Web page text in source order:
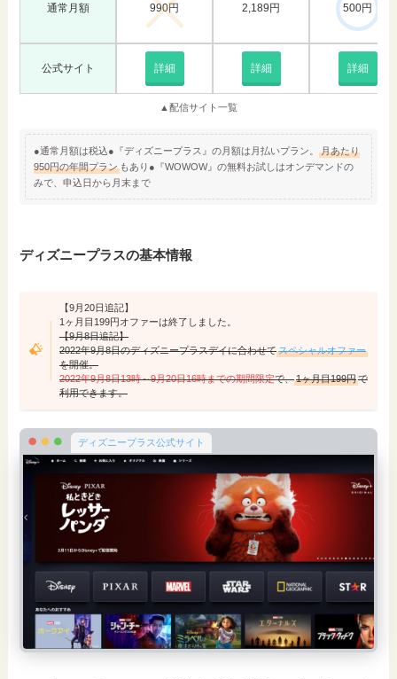
通常月額 990円 2,189円 500円
公式サイト 詳細 詳細 詳細
▲配信サイト一覧
●通常月額は税込●『ディズニープラス』の月額は月払いプラン。月あたり
950円の年間プラン もあり●『WOWOW』の無料お試しはオンデマンドの
みで、申込日から月末まで
ディズニープラスの基本情報
【9月20日追記】
1ヶ月目199円オファーは終了しました。
【9月8日追記】
2022年9月8日のディズニープラスデイに合わせてスペシャルオファー
を開催。
2022年9月8日13時～9月20日16時までの期間限定で、1ヶ月目199円で
利用できます。
ディズニープラス公式サイト